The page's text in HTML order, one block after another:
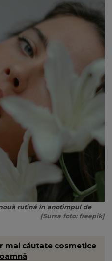
rutină în anotimpul de
[Sursa foto: freepik]
mai căutate cosmetice